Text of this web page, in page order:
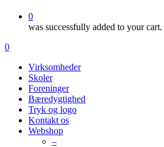
0
was successfully added to your cart.
Menu
search
account
0
Virksomheder
Skoler
Foreninger
Bæredygtighed
Tryk og logo
Kontakt os
Webshop
–